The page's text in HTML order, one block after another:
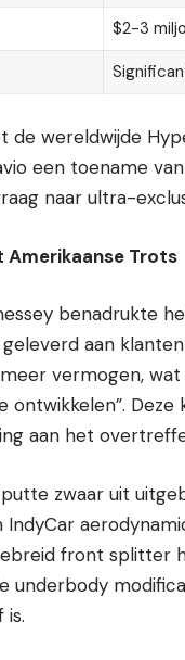
$2-3
wereldwijde
een toename
naar ultra-
Amerikaanse Trots
benadrukte
aan
vermogen,
ontwikkelen”.
aan het
zwaar uit
front splitter
underbody